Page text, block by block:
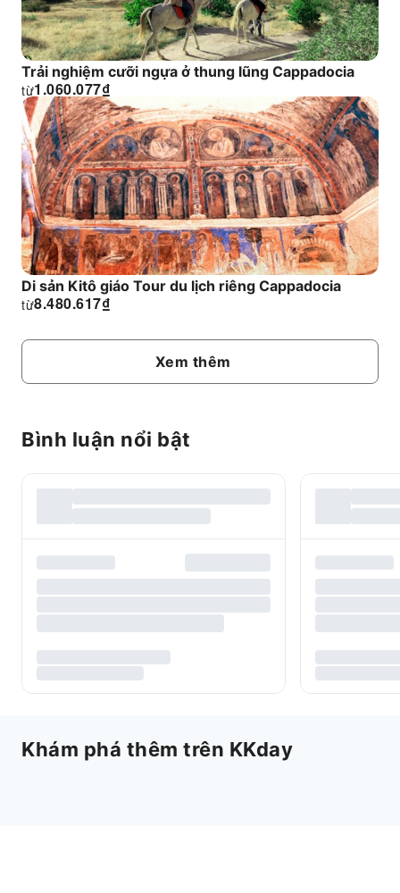
Trải nghiệm cưỡi ngựa ở thung lũng Cappadocia
₫
1.060.077
từ
Di sản Kitô giáo Tour du lịch riêng Cappadocia
₫
8.480.617
từ
Xem thêm
Bình luận nổi bật
Khám phá thêm trên KKday